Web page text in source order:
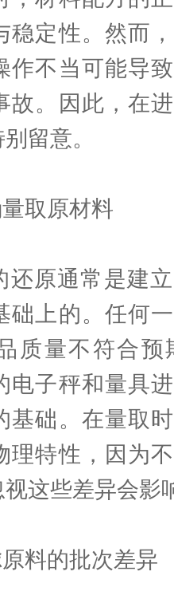
稳定性。然而
作不当可能导
故。因此，在
留意。
取原材料
原通常是建立
础上的。任何
质量不符合预
电子秤和量具
基础。在量取
理特性，因为
这些差异会影
的批次差异